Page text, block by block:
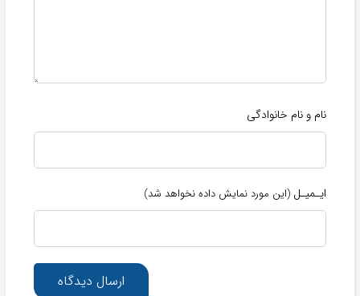
نام و نام خانوادگی
ایـمیـل (این مورد نمایش داده نخواهد شد)
ارسال دیدگاه